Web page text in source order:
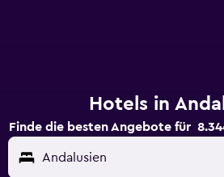
Hotels in
Finde die besten Angebote für
Andalusien